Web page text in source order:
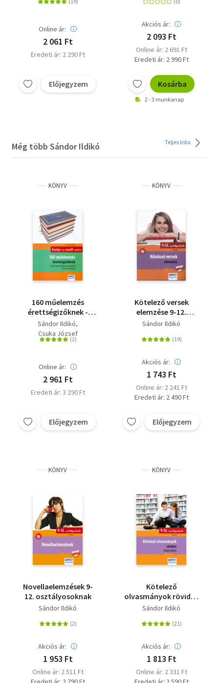
Online ár:
2 061 Ft
Eredeti ár: 2 290 Ft
Előjegyzem
Akciós ár:
2 093 Ft
Online ár: 2 691 Ft
Eredeti ár: 2 990 Ft
Kosárba
2 - 3 munkanap
Még több Sándor Ildikó Teljes lista
KÖNYV
160 műelemzés
érettségizőknek -
középszinten és emelt
szinten - Adott
szempontokkal az
Sándor Ildikó
Csuka József
Online ár:
2 961 Ft
Eredeti ár: 3 290 Ft
Előjegyzem
KÖNYV
Kötelező versek
elemzése 9-12.
osztályosoknak
Sándor Ildikó
Akciós ár:
1 743 Ft
Online ár: 2 241 Ft
Eredeti ár: 2 490 Ft
Előjegyzem
KÖNYV
Novellaelemzések 9-
12. osztályosoknak
Sándor Ildikó
Akciós ár:
1 953 Ft
Online ár: 2 511 Ft
KÖNYV
Kötelező
olvasmányok röviden
9-12. osztályosoknak -
Sándor Ildikó
Akciós ár:
1 813 Ft
Online ár: 2 331 Ft